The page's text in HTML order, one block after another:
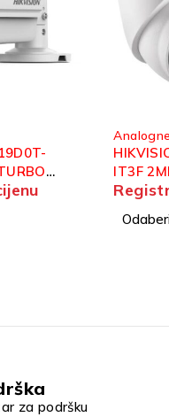
DOME
DS-
Dodaj
za podršku